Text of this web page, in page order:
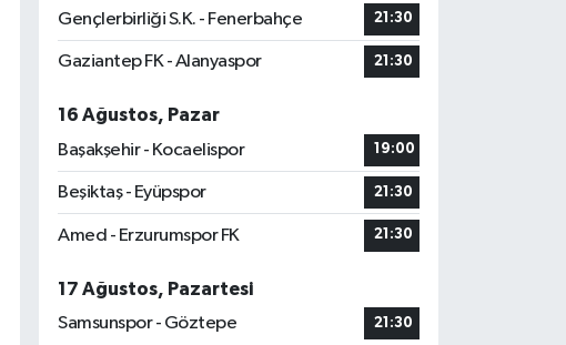
Gençlerbirliği S.K. - Fenerbahçe 21:30
Gaziantep FK - Alanyaspor 21:30
16 Ağustos, Pazar
Başakşehir - Kocaelispor
19:00
Beşiktaş - Eyüpspor 21:30
Amed - Erzurumspor FK 21:30
17 Ağustos, Pazartesi
Samsunspor - Göztepe
21:30